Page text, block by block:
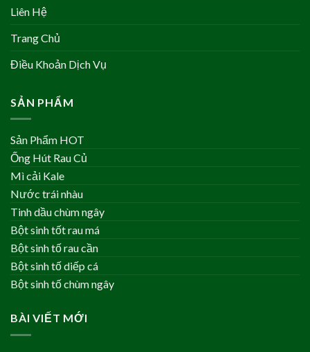
Liên Hệ
Trang Chủ
Điều Khoản Dịch Vụ
SẢN PHẨM
Sản Phẩm HOT
Ống Hút Rau Củ
Mì cải Kale
Nước trái nhàu
Tinh dầu chùm ngây
Bột sinh tốt rau má
Bột sinh tố rau cần
Bột sinh tố diếp cá
Bột sinh tố chùm ngây
BÀI VIẾT MỚI